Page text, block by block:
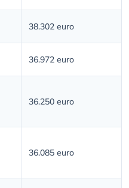
38.302 euro
36.972 euro
36.250 euro
36.085 euro